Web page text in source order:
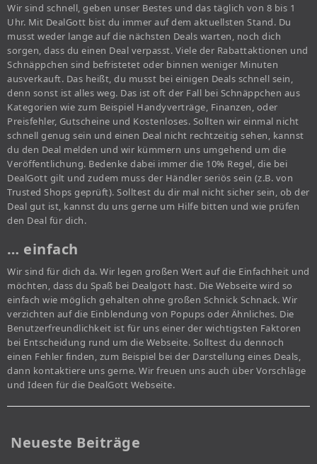
Wir sind schnell, geben unser Bestes und das täglich von 8 bis 1
Uhr. Mit DealGott bist du immer auf dem aktuellsten Stand. Du
musst weder lange auf die nächsten Deals warten, noch dich
sorgen, dass du einen Deal verpasst. Viele der Rabattaktionen und
Schnäppchen sind befristetet oder binnen weniger Minuten
ausverkauft. Das heißt, du musst bei einigen Deals schnell sein,
denn sonst ist alles weg. Das ist oft der Fall bei Schnäppchen aus
Kategorien wie zum Beispiel Handyverträge, Finanzen, oder
Preisfehler, Gutscheine und Kostenloses. Sollten wir einmal nicht
schnell genug sein und einen Deal nicht rechtzeitig sehen, kannst
du den Deal melden und wir kümmern uns umgehend um die
Veröffentlichung. Bedenke dabei immer die 10% Regel, die bei
DealGott gilt und zudem muss der Händler seriös sein (z.B. von
Trusted Shops geprüft). Solltest du dir mal nicht sicher sein, ob der
Deal gut ist, kannst du uns gerne um Hilfe bitten und wie prüfen
den Deal für dich.
… einfach
Wir sind für dich da. Wir legen großen Wert auf die Einfachheit und
möchten, dass du Spaß bei Dealgott hast. Die Webseite wird so
einfach wie möglich gehalten ohne großen Schnick Schnack. Wir
verzichten auf die Einblendung von Popups oder Ähnliches. Die
Benutzerfreundlichkeit ist für uns einer der wichtigsten Faktoren
bei Entscheidung rund um die Webseite. Solltest du dennoch
einen Fehler finden, zum Beispiel bei der Darstellung eines Deals,
dann kontaktiere uns gerne. Wir freuen uns auch über Vorschläge
und Ideen für die DealGott Webseite.
Neueste Beiträge